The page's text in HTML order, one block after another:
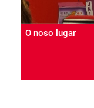
O noso lugar